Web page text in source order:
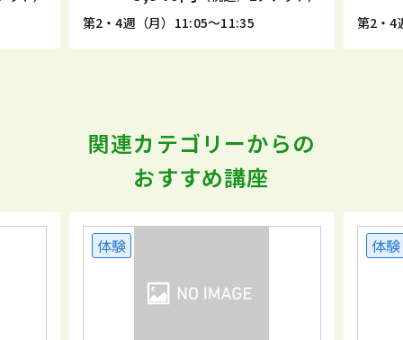
第2・4週（月）11:05～11:35
第2・4
関連カテゴリーからの
おすすめ講座
体験 体験